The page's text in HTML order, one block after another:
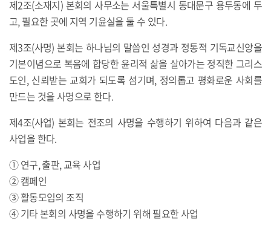
제2조(소재지) 본회의 사무소는 서울특별시 동대문구 용두동에 두
고, 필요한 곳에 지역 기윤실을 둘 수 있다.
제3조(사명) 본회는 하나님의 말씀인 성경과 정통적 기독교신앙을
기본이념으로 복음에 합당한 윤리적 삶을 살아가는 정직한 그리스
도인, 신뢰받는 교회가 되도록 섬기며, 정의롭고 평화로운 사회를
만드는 것을 사명으로 한다.
제4조(사업) 본회는 전조의 사명을 수행하기 위하여 다음과 같은
사업을 한다.
① 연구, 출판, 교육 사업
② 캠페인
③ 활동모임의 조직
④ 기타 본회의 사명을 수행하기 위해 필요한 사업